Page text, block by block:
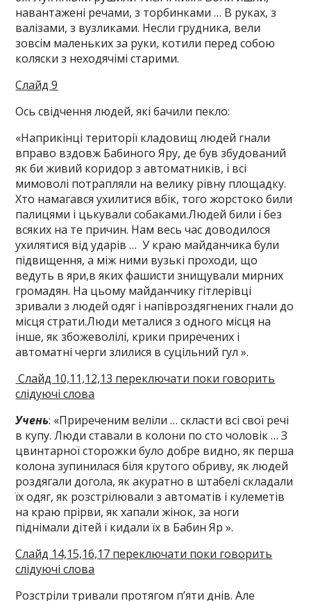
навантажені речами, з торбинками … В руках, з
валізами, з вузликами. Несли грудника, вели
зовсім маленьких за руки, котили перед собою
коляски з неходячімі старими.
Слайд 9
Ось свідчення людей, які бачили пекло:
«Наприкінці території кладовищ людей гнали
вправо вздовж Бабиного Яру, де був збудований
як би живий коридор з автоматників, і всі
мимоволі потрапляли на велику рівну площадку.
Хто намагався ухилитися вбік, того жорстоко били
палицями і цькували собаками.Людей били і без
всяких на те причин. Нам весь час доводилося
ухилятися від ударів … У краю майданчика були
підвищення, а між ними вузькі проходи, що
ведуть в яри,в яких фашисти знищували мирних
громадян. На цьому майданчику гітлерівці
зривали з людей одяг і напівроздягнених гнали до
місця страти.Люди металися з одного місця на
інше, як збожеволілі, крики приречених і
автоматні черги злилися в суцільний гул ».
Слайд 10,11,12,13 переключати поки говорить
слідуючі слова
Учень: «Приреченим веліли … скласти всі свої речі
в купу. Люди ставали в колони по сто чоловік … З
цвинтарної сторожки було добре видно, як перша
колона зупинилася біля крутого обриву, як людей
роздягали догола, як акуратно в штабелі складали
їх одяг, як розстрілювали з автоматів і кулеметів
на краю прірви, як хапали жінок, за ноги
піднімали дітей і кидали їх в Бабин Яр ».
Слайд 14,15,16,17 переключати поки говорить
слідуючі слова
Розстріли тривали протягом п’яти днів. Але